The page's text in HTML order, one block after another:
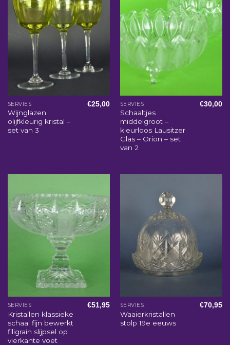
SERVIES
Wijnglazen
olijfkleurig kristal –
set van 3
€25,00 SERVIES
Schaaltjes
middelgroot –
kleurloos Lausitzer
Glas – Orion – set
van 2
€30,00
SERVIES
Kristallen klassieke
schaal fijn bewerkt
filigrain slijpsel op
vierkante voet
€51,95 SERVIES
Waaierkristallen
stolp 19e eeuws
€70,95